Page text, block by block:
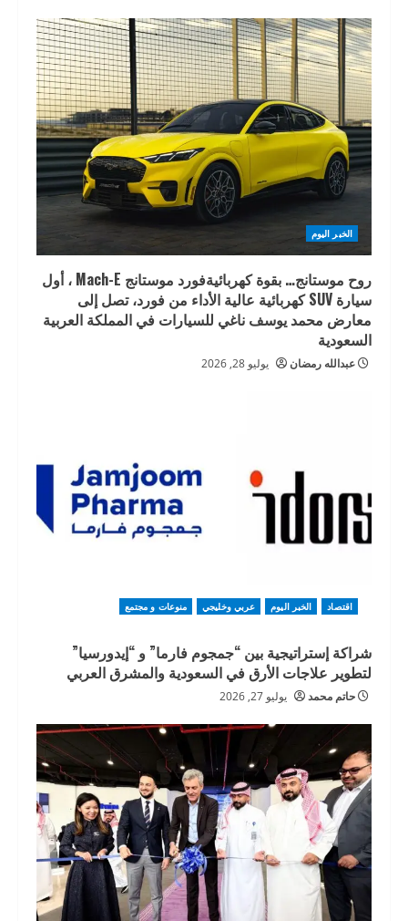
الخبر اليوم
روح موستانج… بقوة كهربائيةفورد موستانج Mach-E ، أول
سيارة SUV كهربائية عالية الأداء من فورد، تصل إلى
معارض محمد يوسف ناغي للسيارات في المملكة العربية
السعودية
عبدالله رمضان يوليو 28, 2026
اقتصاد الخبر اليوم عربي وخليجي منوعات و مجتمع
شراكة إستراتيجية بين “جمجوم فارما” و “إيدورسيا”
لتطوير علاجات الأرق في السعودية والمشرق العربي
حاتم محمد يوليو 27, 2026